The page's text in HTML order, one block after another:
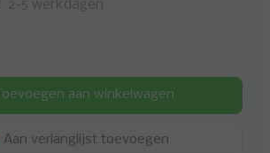
2-5 werkdagen
Toevoegen aan winkelwagen
Aan verlanglijst toevoegen